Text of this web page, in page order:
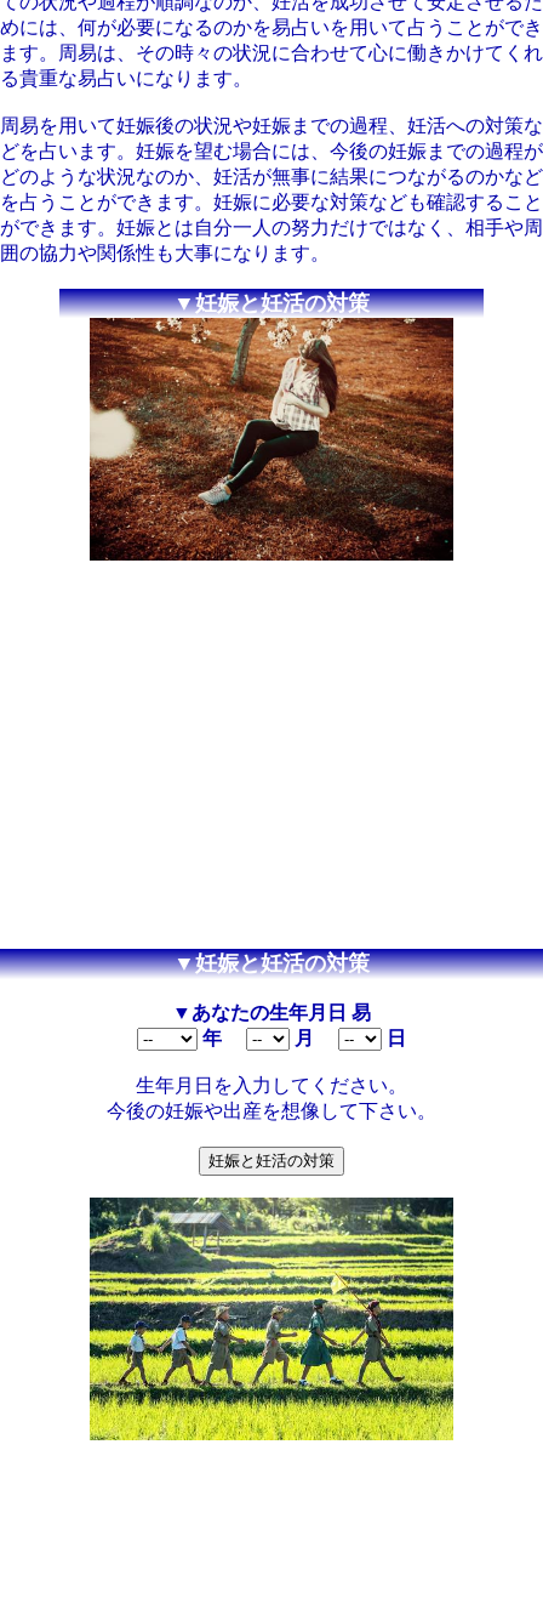
めには、何が必要になるのかを易占いを用いて占うことができ
ます。周易は、その時々の状況に合わせて心に働きかけてくれ
る貴重な易占いになります。
周易を用いて妊娠後の状況や妊娠までの過程、妊活への対策な
どを占います。妊娠を望む場合には、今後の妊娠までの過程が
どのような状況なのか、妊活が無事に結果につながるのかなど
を占うことができます。妊娠に必要な対策なども確認すること
ができます。妊娠とは自分一人の努力だけではなく、相手や周
囲の協力や関係性も大事になります。
▼妊娠と妊活の対策
▼妊娠と妊活の対策
▼あなたの生年月日 易
年
月 日
生年月日を入力してください。
今後の妊娠や出産を想像して下さい。